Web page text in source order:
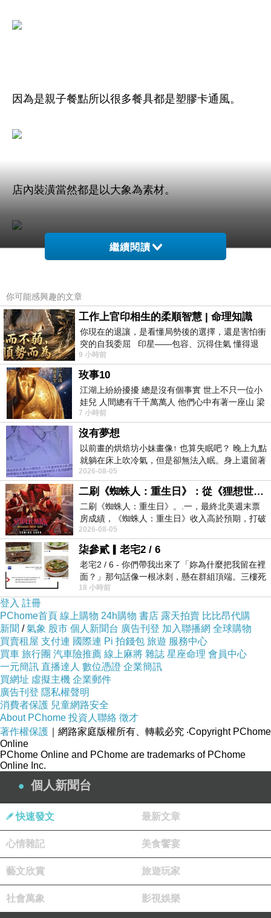
因為是親子餐點所以很多餐具都是塑膠卡通風。
店內裝潢當然都是以大象為素材。
用餐前先亂拍一通。
櫃檯的甜點，看起來好好吃，但更引人注目的是大
象木盤好可愛，不知道有沒有在賣？
繼續閱讀
你可能感興趣的文章
工作上官印相生的柔順智慧 | 命理知識
你現在的退讓，是看懂局勢後的選擇，還是害怕衝
突的自我委屈 印星——包容、沉得住氣 懂得退
一步觀察，不會
9 小時前
玫事10
江湖上紛紛擾擾 總是沒有個事實 世上不只一位小
娃兒 人間總有千千萬萬人 他們心中有著一座山 梁
山佛山泰華衡恆嵩 一山之高
7 小時前
沒有夢想
以前畫的烘焙坊小妹畫像↑ 也算失眠吧？ 晚上九點
就躺在床上吹冷氣，但是卻無法入眠。身上還留著
四點多跑的六公里的疲
2026-08-05
二刷《蜘蛛人：重生日》：從《狸想世界》到《怪奇物語》
二刷《蜘蛛人：重生日》。.一，最終北美週末票
房成績，《蜘蛛人：重生日》收入高於預期，打破
《復仇者聯盟：終局之戰》記錄，成為
2026-08-05
柒參貳▎老宅2 / 6
老宅2 / 6 - 你們帶我出來了「妳為什麼把我留在裡
面？」那句話像一根冰刺，懸在群組頂端。三樓死
死盯著照片裡的人。那個人確實站在
18 小時前
登入 註冊
PChome首頁 線上購物 24h購物 書店 露天拍賣 比比昂代購
新聞 /氣象 股市 個人新聞台 廣告刊登 加入聯播網 全球購物
買賣租屋 支付連 國際連 Pi 拍錢包 旅遊 服務中心
買車 旅行團 汽車險推薦 線上麻將 雜誌 星座命理 會員中心
一元簡訊 直播達人 數位憑證 企業簡訊
買網址 虛擬主機 企業郵件
廣告刊登 隱私權聲明
消費者保護 兒童網路安全
About PChome 投資人聯絡 徵才
著作權保護 ｜網路家庭版權所有、轉載必究 ‧Copyright PChome
Online
PChome Online and PChome are trademarks of PChome
Online Inc.
個人新聞台
快速發文 最新文章
心情雜記 美食饗宴
藝文欣賞 旅遊玩家
社會萬象 影視娛樂